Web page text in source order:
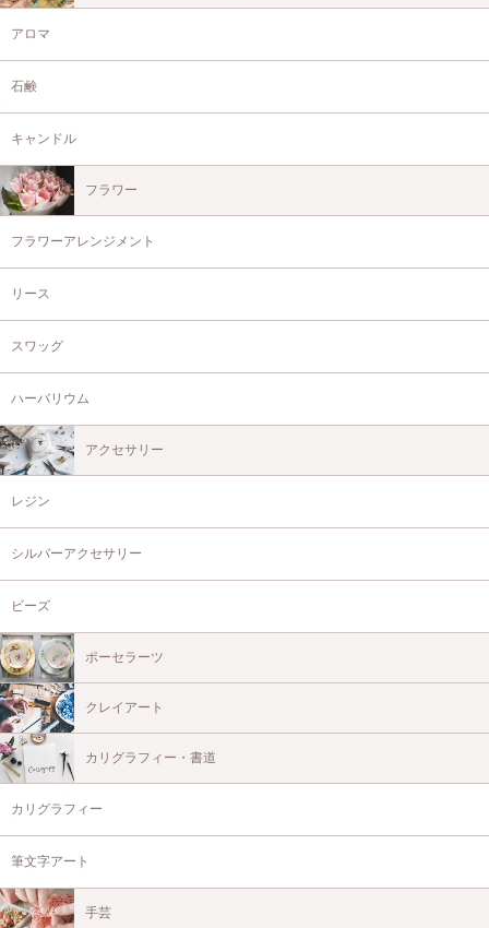
アロマ
石鹸
キャンドル
フラワー
フラワーアレンジメント
リース
スワッグ
ハーバリウム
アクセサリー
レジン
シルバーアクセサリー
ビーズ
ポーセラーツ
クレイアート
カリグラフィー・書道
カリグラフィー
筆文字アート
手芸